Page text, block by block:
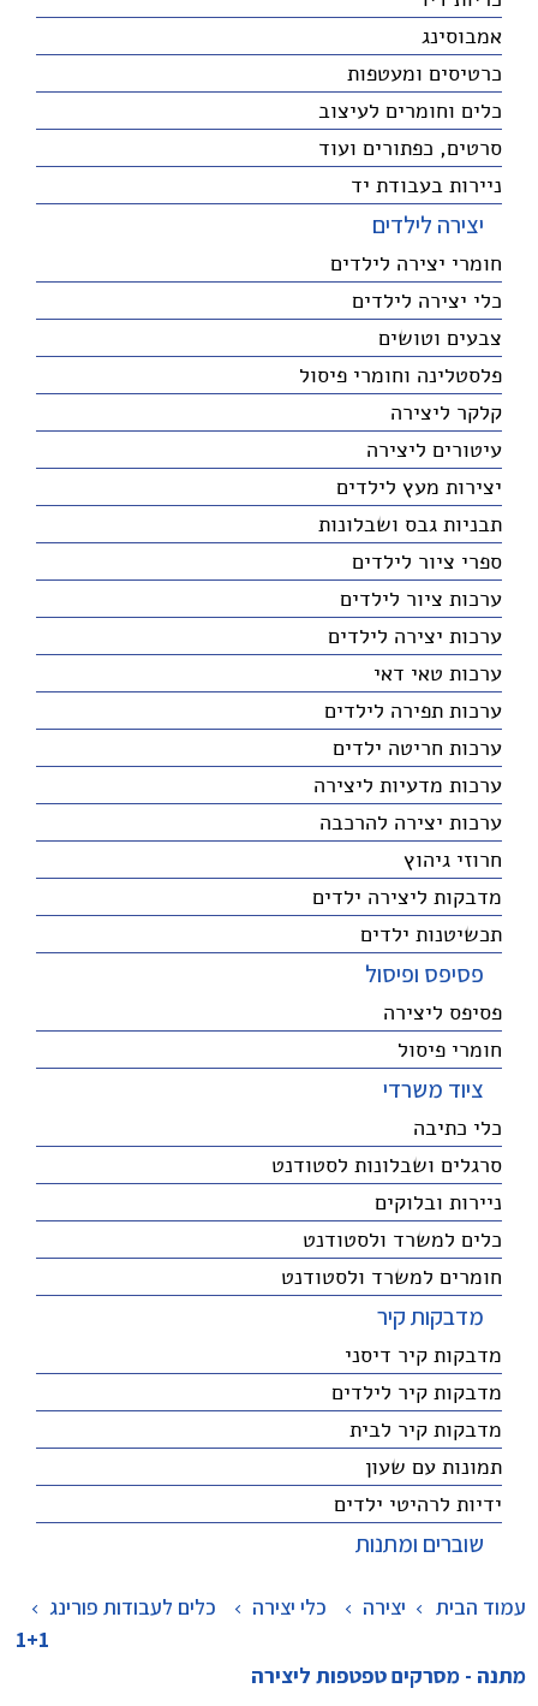
אמבוסינג
כרטיסים ומעטפות
כלים וחומרים לעיצוב
סרטים, כפתורים ועוד
ניירות בעבודת יד
יצירה לילדים
חומרי יצירה לילדים
כלי יצירה לילדים
צבעים וטושים
פלסטלינה וחומרי פיסול
קלקר ליצירה
עיטורים ליצירה
יצירות מעץ לילדים
תבניות גבס ושבלונות
ספרי ציור לילדים
ערכות ציור לילדים
ערכות יצירה לילדים
ערכות טאי דאי
ערכות תפירה לילדים
ערכות חריטה ילדים
ערכות מדעיות ליצירה
ערכות יצירה להרכבה
חרוזי גיהוץ
מדבקות ליצירה ילדים
תכשיטנות ילדים
פסיפס ופיסול
פסיפס ליצירה
חומרי פיסול
ציוד משרדי
כלי כתיבה
סרגלים ושבלונות לסטודנט
ניירות ובלוקים
כלים למשרד ולסטודנט
חומרים למשרד ולסטודנט
מדבקות קיר
מדבקות קיר דיסני
מדבקות קיר לילדים
מדבקות קיר לבית
תמונות עם שעון
ידיות לרהיטי ילדים
שוברים ומתנות
עמוד הבית יצירה > כלי יצירה > כלים לעבודות פורינג >
1+1
מתנה - מסרקים טפטפות ליצירה